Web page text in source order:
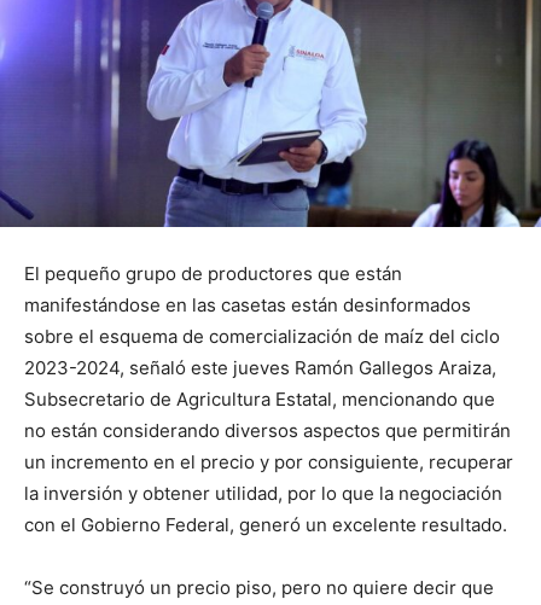
El pequeño grupo de productores que están
manifestándose en las casetas están desinformados
sobre el esquema de comercialización de maíz del ciclo
2023-2024, señaló este jueves Ramón Gallegos Araiza,
Subsecretario de Agricultura Estatal, mencionando que
no están considerando diversos aspectos que permitirán
un incremento en el precio y por consiguiente, recuperar
la inversión y obtener utilidad, por lo que la negociación
con el Gobierno Federal, generó un excelente resultado.
“Se construyó un precio piso, pero no quiere decir que